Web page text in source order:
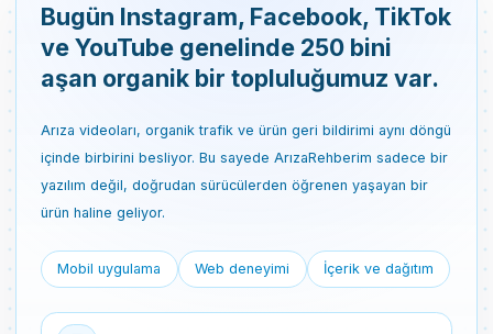
Bugün Instagram, Facebook, TikTok
ve YouTube genelinde 250 bini
aşan organik bir topluluğumuz var.
Arıza videoları, organik trafik ve ürün geri bildirimi aynı döngü
içinde birbirini besliyor. Bu sayede ArızaRehberim sadece bir
yazılım değil, doğrudan sürücülerden öğrenen yaşayan bir
ürün haline geliyor.
Mobil uygulama Web deneyimi İçerik ve dağıtım